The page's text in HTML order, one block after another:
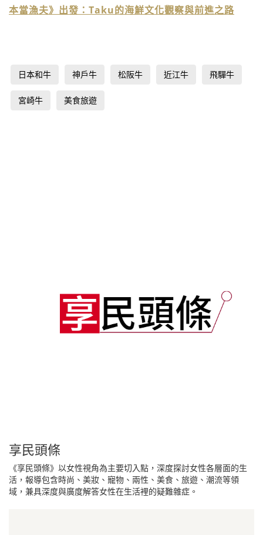
本當漁夫》出發：Taku的海鮮文化觀察與前進之路
日本和牛 神戶牛 松阪牛 近江牛 飛驒牛
宮崎牛 美食旅遊
享民頭條
《享民頭條》以女性視角為主要切入點，深度探討女性各層面的生
活，報導包含時尚、美妝、寵物、兩性、美食、旅遊、潮流等領
域，兼具深度與廣度解答女性在生活裡的疑難雜症。